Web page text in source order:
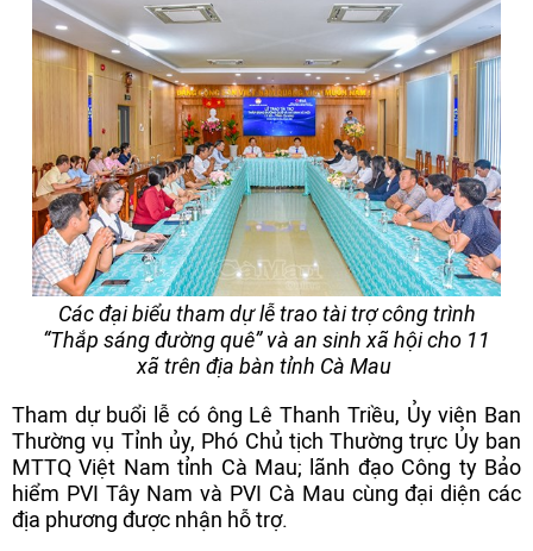
Các đại biểu tham dự lễ trao tài trợ công trình
“Thắp sáng đường quê” và an sinh xã hội cho 11
xã trên địa bàn tỉnh Cà Mau
Tham dự buổi lễ có ông Lê Thanh Triều, Ủy viên Ban
Thường vụ Tỉnh ủy, Phó Chủ tịch Thường trực Ủy ban
MTTQ Việt Nam tỉnh Cà Mau; lãnh đạo Công ty Bảo
hiểm PVI Tây Nam và PVI Cà Mau cùng đại diện các
địa phương được nhận hỗ trợ.